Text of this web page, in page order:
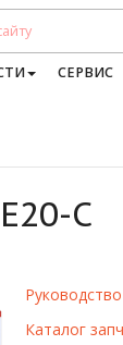
СЕРВИС
C
Каталог